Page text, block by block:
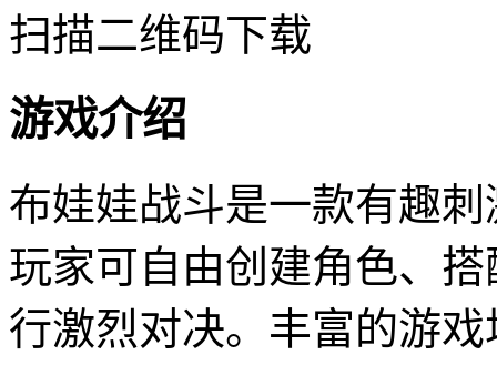
扫描二维码下载
游戏介绍
布娃娃战斗是一款有趣
玩家可自由创建角色、
行激烈对决。丰富的游